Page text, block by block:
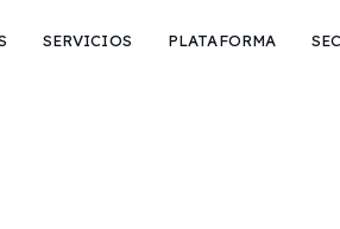
SERVICIOS PLATAFORMA